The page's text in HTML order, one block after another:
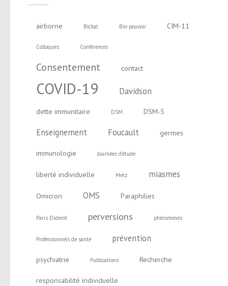
airborne Bichat Bio-pouvoir CIM-11
Colloques Conférences
Consentement contact
COVID-19 Davidson
dette immunitaire DSM DSM-5
Enseignement Foucault germes
immunologie Journées d'étude
liberté individuelle Metz miasmes
Omicron OMS Paraphilies
Paris Diderot perversions phéromones
Professionnels de santé prévention
psychiatrie Publications Recherche
responsabilité individuelle